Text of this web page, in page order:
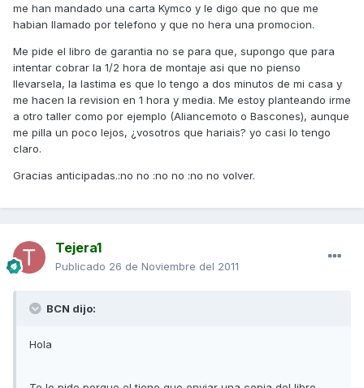
me han mandado una carta Kymco y le digo que no que me
habian llamado por telefono y que no hera una promocion.
Me pide el libro de garantia no se para que, supongo que para
intentar cobrar la 1/2 hora de montaje asi que no pienso
llevarsela, la lastima es que lo tengo a dos minutos de mi casa y
me hacen la revision en 1 hora y media. Me estoy planteando irme
a otro taller como por ejemplo (Aliancemoto o Bascones), aunque
me pilla un poco lejos, ¿vosotros que hariais? yo casi lo tengo
claro.
Gracias anticipadas.:no no :no no :no no volver.
Tejera1
Publicado 26 de Noviembre del 2011
BCN dijo:
Hola